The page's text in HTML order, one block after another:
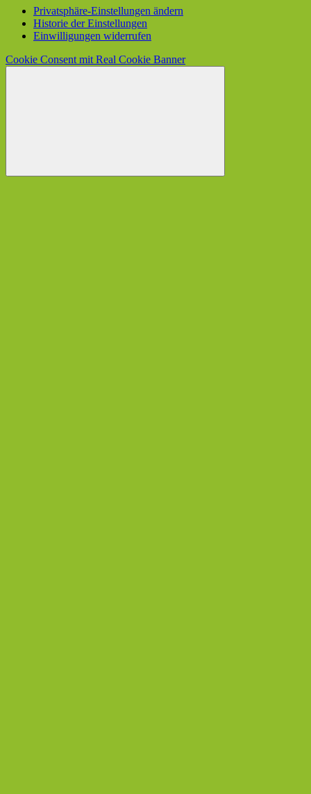
Privatsphäre-Einstellungen ändern
Historie der Einstellungen
Einwilligungen widerrufen
Cookie Consent mit Real Cookie Banner